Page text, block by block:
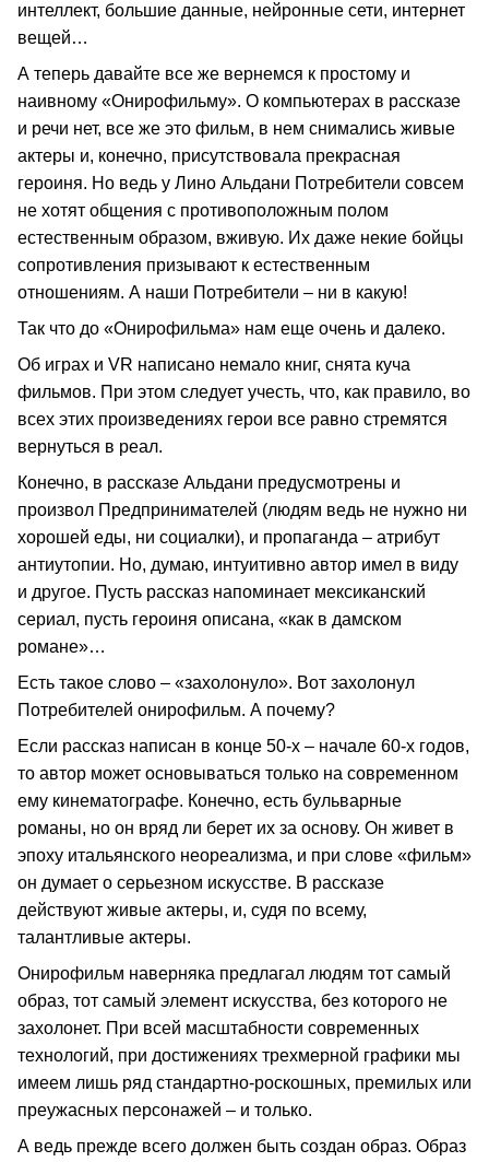
интеллект, большие данные, нейронные сети, интернет
вещей…
А теперь давайте все же вернемся к простому и
наивному «Онирофильму». О компьютерах в рассказе
и речи нет, все же это фильм, в нем снимались живые
актеры и, конечно, присутствовала прекрасная
героиня. Но ведь у Лино Альдани Потребители совсем
не хотят общения с противоположным полом
естественным образом, вживую. Их даже некие бойцы
сопротивления призывают к естественным
отношениям. А наши Потребители – ни в какую!
Так что до «Онирофильма» нам еще очень и далеко.
Об играх и VR написано немало книг, снята куча
фильмов. При этом следует учесть, что, как правило, во
всех этих произведениях герои все равно стремятся
вернуться в реал.
Конечно, в рассказе Альдани предусмотрены и
произвол Предпринимателей (людям ведь не нужно ни
хорошей еды, ни социалки), и пропаганда – атрибут
антиутопии. Но, думаю, интуитивно автор имел в виду
и другое. Пусть рассказ напоминает мексиканский
сериал, пусть героиня описана, «как в дамском
романе»…
Есть такое слово – «захолонуло». Вот захолонул
Потребителей онирофильм. А почему?
Если рассказ написан в конце 50‑х – начале 60‑х годов,
то автор может основываться только на современном
ему кинематографе. Конечно, есть бульварные
романы, но он вряд ли берет их за основу. Он живет в
эпоху итальянского неореализма, и при слове «фильм»
он думает о серьезном искусстве. В рассказе
действуют живые актеры, и, судя по всему,
талантливые актеры.
Онирофильм наверняка предлагал людям тот самый
образ, тот самый элемент искусства, без которого не
захолонет. При всей масштабности современных
технологий, при достижениях трехмерной графики мы
имеем лишь ряд стандартно‑роскошных, премилых или
преужасных персонажей – и только.
А ведь прежде всего должен быть создан образ. Образ